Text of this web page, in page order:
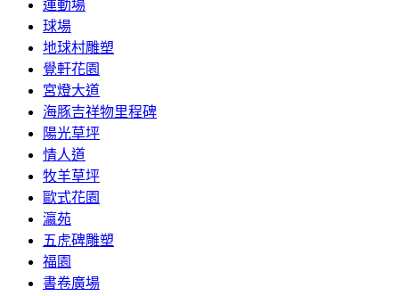
運動場
球場
地球村雕塑
覺軒花園
宮燈大道
海豚吉祥物里程碑
陽光草坪
情人道
牧羊草坪
歐式花園
瀛苑
五虎碑雕塑
福園
書卷廣場